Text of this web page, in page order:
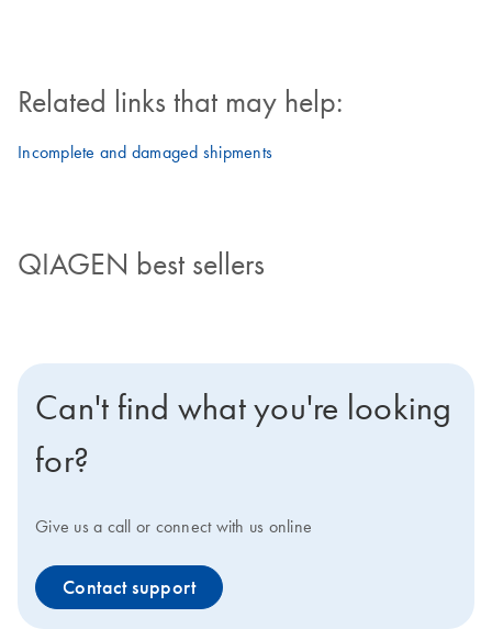
Related links that may help:
Incomplete and damaged shipments
QIAGEN best sellers
Can't find what you're looking
for?
Give us a call or connect with us online
Contact support